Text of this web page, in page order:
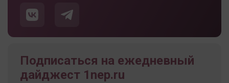
Подписаться на ежедневный
дайджест 1nep.ru